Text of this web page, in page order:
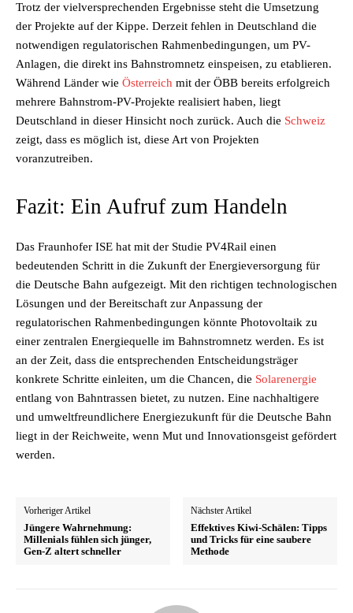
Trotz der vielversprechenden Ergebnisse steht die Umsetzung
der Projekte auf der Kippe. Derzeit fehlen in Deutschland die
notwendigen regulatorischen Rahmenbedingungen, um PV-
Anlagen, die direkt ins Bahnstromnetz einspeisen, zu etablieren.
Während Länder wie Österreich mit der ÖBB bereits erfolgreich
mehrere Bahnstrom-PV-Projekte realisiert haben, liegt
Deutschland in dieser Hinsicht noch zurück. Auch die Schweiz
zeigt, dass es möglich ist, diese Art von Projekten
voranzutreiben.
Fazit: Ein Aufruf zum Handeln
Das Fraunhofer ISE hat mit der Studie PV4Rail einen
bedeutenden Schritt in die Zukunft der Energieversorgung für
die Deutsche Bahn aufgezeigt. Mit den richtigen technologischen
Lösungen und der Bereitschaft zur Anpassung der
regulatorischen Rahmenbedingungen könnte Photovoltaik zu
einer zentralen Energiequelle im Bahnstromnetz werden. Es ist
an der Zeit, dass die entsprechenden Entscheidungsträger
konkrete Schritte einleiten, um die Chancen, die Solarenergie
entlang von Bahntrassen bietet, zu nutzen. Eine nachhaltigere
und umweltfreundlichere Energiezukunft für die Deutsche Bahn
liegt in der Reichweite, wenn Mut und Innovationsgeist gefördert
werden.
Vorheriger Artikel
Jüngere Wahrnehmung:
Millenials fühlen sich jünger,
Gen-Z altert schneller
Nächster Artikel
Effektives Kiwi-Schälen: Tipps
und Tricks für eine saubere
Methode